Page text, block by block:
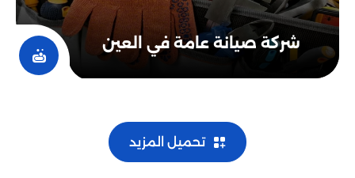
شركة صيانة عامة في العين
تحميل المزيد